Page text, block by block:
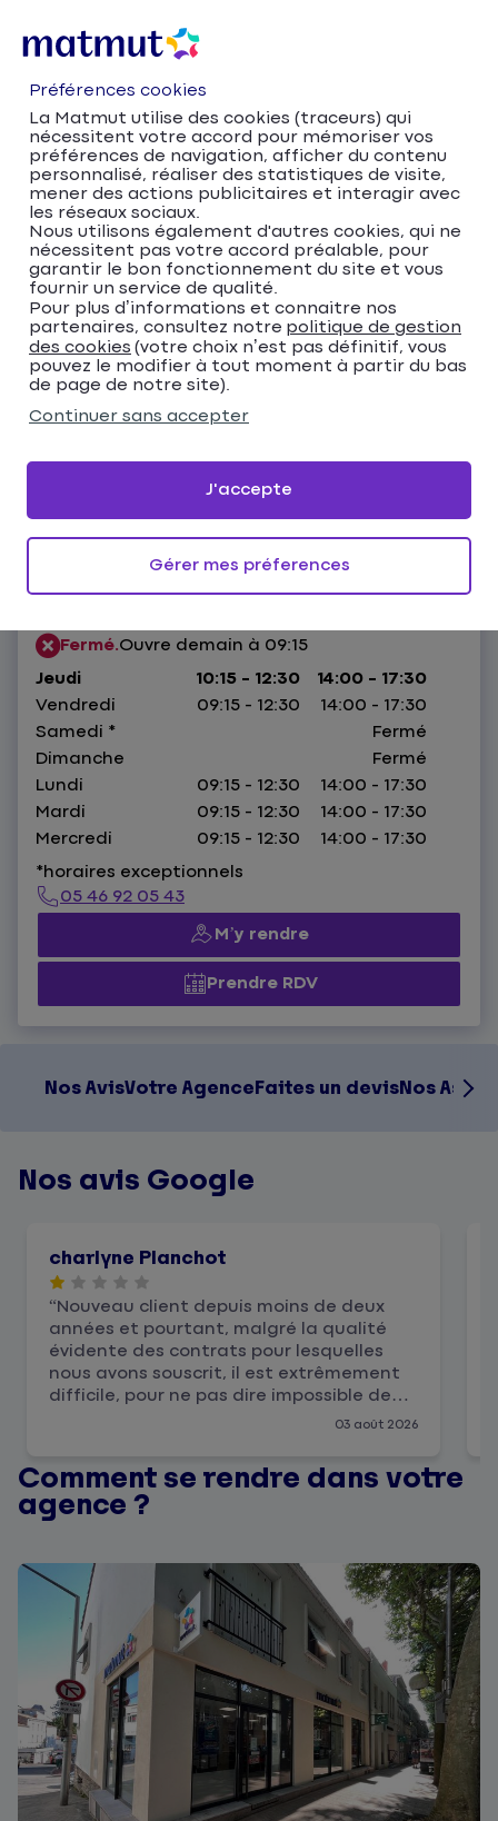
Accueil
Trouver votre agence Matmut
Nouvelle-Aquitaine
Charente-Maritime
Saintes
Matmut Assurances 42 Cours National, Saintes
Matmut Assurances 42
Cours National, Saintes
4,6 156 avisDonnez votre avis
42 Cours National, 17100 Saintes
Fermé.Ouvre demain à 09:15
Jeudi
10:15 - 12:30
14:00 - 17:30
Vendredi
09:15 - 12:30
14:00 - 17:30
Samedi *
Fermé
Dimanche
Fermé
Lundi
09:15 - 12:30
14:00 - 17:30
Mardi
09:15 - 12:30
14:00 - 17:30
Mercredi
09:15 - 12:30
14:00 - 17:30
*horaires exceptionnels
05 46 92 05 43
M’y rendre
Prendre RDV
Nos AvisVotre AgenceFaites un devisNos
Nos avis Google
charlyne Planchot
03 août 2026
Nouveau client depuis moins de deux
années et pourtant, malgré la qualité
évidente des contrats pour lesquelles
nous avons souscrit, il est extrêmement
difficile, pour ne pas dire impossible de
joindre l’agence par téléphone. Et cela
Comment se rendre dans votre
agence ?
Préférences cookies
La Matmut utilise des cookies (traceurs) qui
nécessitent votre accord pour mémoriser vos
préférences de navigation, afficher du contenu
personnalisé, réaliser des statistiques de visite,
mener des actions publicitaires et interagir avec
les réseaux sociaux.
Nous utilisons également d'autres cookies, qui ne
nécessitent pas votre accord préalable, pour
garantir le bon fonctionnement du site et vous
fournir un service de qualité.
Pour plus d’informations et connaitre nos
partenaires, consultez notre politique de gestion
des cookies (votre choix n’est pas définitif, vous
pouvez le modifier à tout moment à partir du bas
de page de notre site).
Continuer sans accepter
Gérer mes préferences
J'accepte